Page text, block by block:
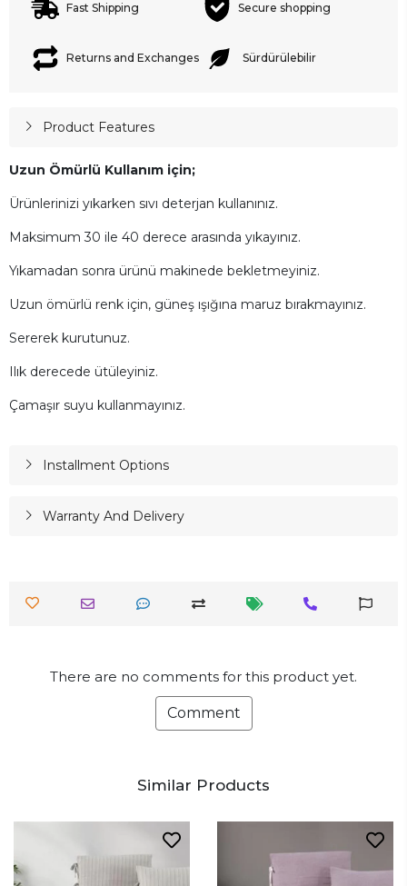
Fast Shipping Secure shopping
Returns and Exchanges Sürdürülebilir
Product Features
Uzun Ömürlü Kullanım için;
Ürünlerinizi yıkarken sıvı deterjan kullanınız.
Maksimum 30 ile 40 derece arasında yıkayınız.
Yıkamadan sonra ürünü makinede bekletmeyiniz.
Uzun ömürlü renk için, güneş ışığına maruz bırakmayınız.
Sererek kurutunuz.
Ilık derecede ütüleyiniz.
Çamaşır suyu kullanmayınız.
Installment Options
Warranty And Delivery
There are no comments for this product yet.
Comment
Similar Products